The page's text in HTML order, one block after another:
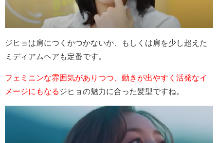
ジヒョは肩につくかつかないか、もしくは肩を少し超えた
ミディアムヘアも定番です。
フェミニンな雰囲気がありつつ、動きが出やすく活発なイ
メージにもなる ジヒョの魅力に合った髪型ですね。